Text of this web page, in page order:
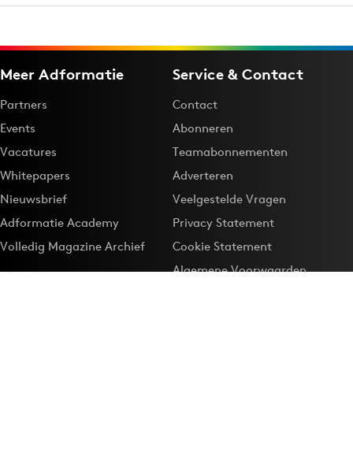
Meer Adformatie
Partners
Events
Vacatures
Whitepapers
Nieuwsbrief
Adformatie Academy
Volledig Magazine Archief
Service & Contact
Contact
Abonneren
Teamabonnementen
Adverteren
Veelgestelde Vragen
Privacy Statement
Cookie Statement
Algemene Voorwaarden